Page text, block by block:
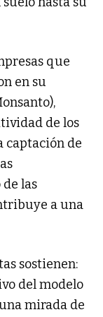
que
en su
de los
captación de
las
a una
sostienen:
del modelo
mirada de